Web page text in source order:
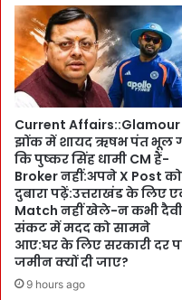
A
S
अ
फ
स
रों
की
C
o
m
m
i
t
t
e
र
र
हीं
G
o
v
e
r
n
o
r
-
C
M
की
Current
झोंक में शायद ऋषभ पंत भूल
कि पुष्कर सिंह धामी CM हैं-
Broker नहीं:अपने X Post को
दुबारा पढ़ें:उत्तराखंड के लिए
Match नहीं खेले-न कभी
संकट में मदद को सामने
आए:घर के लिए सरकारी दर
जमीन क्यों दी जाए?
9 hours ago